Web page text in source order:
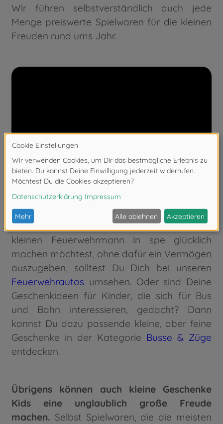
Wir führen selbstverständlich auch jede
Menge preiswerte Spielwaren für die kleinen
Freuden rund ums Jahr.
In jeder unserer Produktkategorien sind
sowohl höher- als auch niedrigpreisige
Modelle gelistet.
Wenn Du also etwa einen
kleinen Feuerwehrmann in spe glücklich
machen möchtest, ohne dafür ein Vermögen
auszugeben, solltest Du Dich bei unseren
Feuerwehrautos umsehen. Oder sind Deine
Geschenkideen für Kinder, die sich für Bus
und Bahn interessieren, gedacht? Dann
kannst Du dazu passende kleine, aber feine
Geschenke in der Kategorie Busse & Züge
entdecken.
Übrigens können auch kleine Geschenke
Kids eine unglaublich große Freude
machen. Selbst Spielwaren, die die meisten